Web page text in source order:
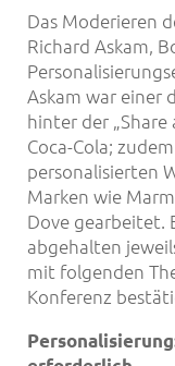
Das Moderieren
Richard Askam,
Askam war einer
hinter der „Share
Coca-Cola;
personalisierten
Marken wie
Dove gearbeitet.
abgehalten
mit folgenden
Konferenz